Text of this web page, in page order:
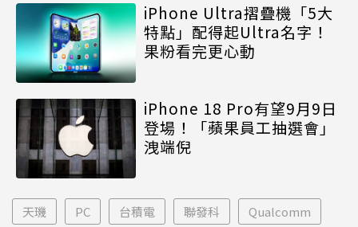
iPhone Ultra摺疊機「5大
特點」配得起Ultra名字！
果粉看完更心動
iPhone 18 Pro有望9月9日
登場！「蘋果員工抽選會」
洩端倪
天璣 PC 台積電 聯發科 Qualcomm